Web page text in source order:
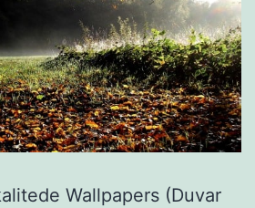
Wallpapers (Duvar